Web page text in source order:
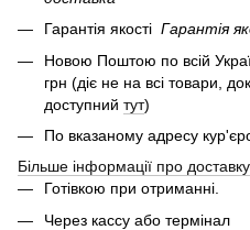
Гарантія якості Гарантія
Новою Поштою по всій
грн (діє не на всі товари,
доступний тут)
По вказаному адресу
Більше інформації про доставку
Готівкою при отриманні.
Через кассу або термінал